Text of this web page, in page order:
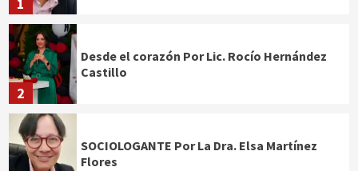
1
2
Desde el corazón Por Lic. Rocío Hernández
Castillo
SOCIOLOGANTE Por La Dra. Elsa Martínez
Flores